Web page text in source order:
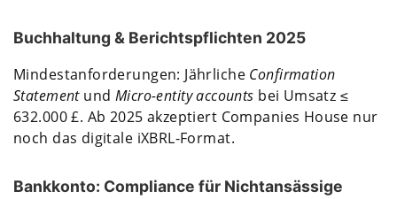
Buchhaltung & Berichtspflichten 2025
Mindestanforderungen: Jährliche Confirmation
Statementund Micro-entity accounts bei Umsatz ≤
632.000 £. Ab 2025 akzeptiert Companies House nur
noch das digitale iXBRL-Format.
Bankkonto: Compliance für Nichtansässige